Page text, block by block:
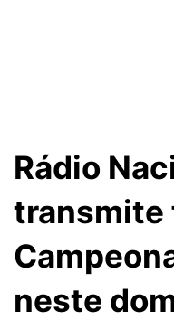
Rádio
transmite
neste